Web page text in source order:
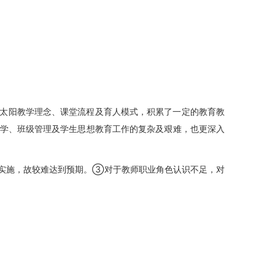
教学理念、课堂流程及育人模式，积累了一定的教育教
班级管理及学生思想教育工作的复杂及艰难，也更深入
，故较难达到预期。③对于教师职业角色认识不足，对